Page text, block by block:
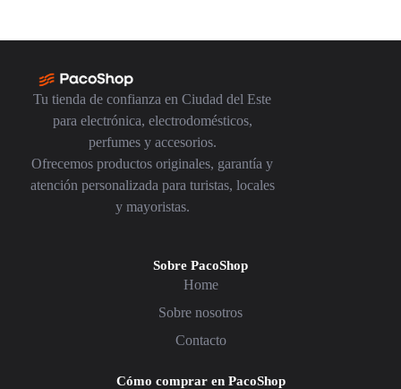
Tu tienda de confianza en Ciudad del Este
para electrónica, electrodomésticos,
perfumes y accesorios.
Ofrecemos productos originales, garantía y
atención personalizada para turistas, locales
y mayoristas.
Sobre PacoShop
Home
Sobre nosotros
Contacto
Cómo comprar en PacoShop